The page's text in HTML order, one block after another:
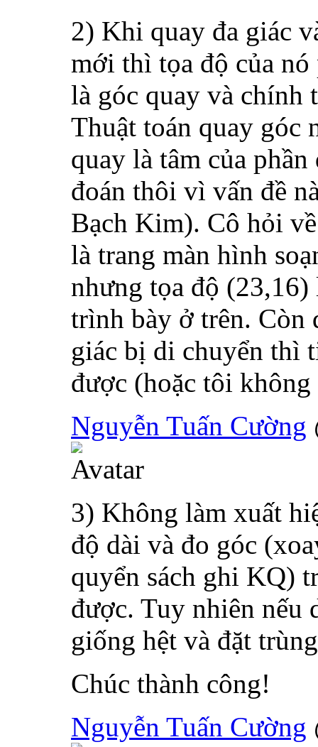
2) Khi quay đa giác
mới thì tọa độ của nó
là góc quay và chính
Thuật toán quay góc
quay là tâm của
đoán thôi vì vấn đề
Bạch Kim). Cô hỏi
là trang màn hình
nhưng tọa độ
trình bày ở trên. Còn
giác bị di chuyển thì
được (hoặc tôi không
Nguyễn Tuấn Cường
3) Không làm xuất
độ dài và đo góc
quyển sách ghi KQ)
được. Tuy nhiên nếu
giống hệt và đặt
Chúc thành công!
Nguyễn Tuấn Cường